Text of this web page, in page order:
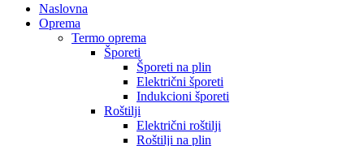
Naslovna
Oprema
Termo oprema
Šporeti
Šporeti na plin
Električni šporeti
Indukcioni šporeti
Roštilji
Električni roštilji
Roštilji na plin